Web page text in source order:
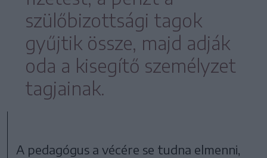
szülőbizottsági tagok
gyűjtik össze, majd adják
oda a kisegítő személyzet
tagjainak.
A pedagógus a vécére se tudna elmenni,